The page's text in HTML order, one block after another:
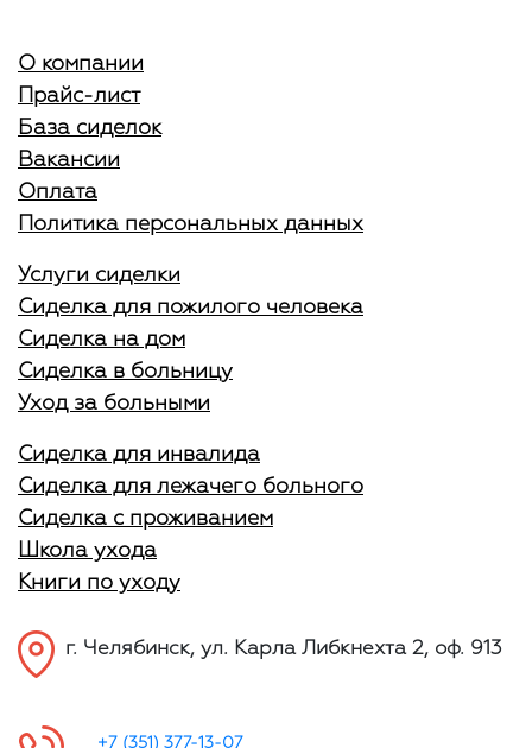
О компании
Прайс-лист
База сиделок
Вакансии
Оплата
Политика персональных данных
Услуги сиделки
Сиделка для пожилого человека
Сиделка на дом
Сиделка в больницу
Уход за больными
Сиделка для инвалида
Сиделка для лежачего больного
Сиделка с проживанием
Школа ухода
Книги по уходу
г. Челябинск, ул. Карла Либкнехта 2, оф. 913
+7 (351) 377-13-07